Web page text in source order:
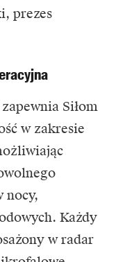
prezes
Siłom
w zakresie
nocy,
Każdy
w radar